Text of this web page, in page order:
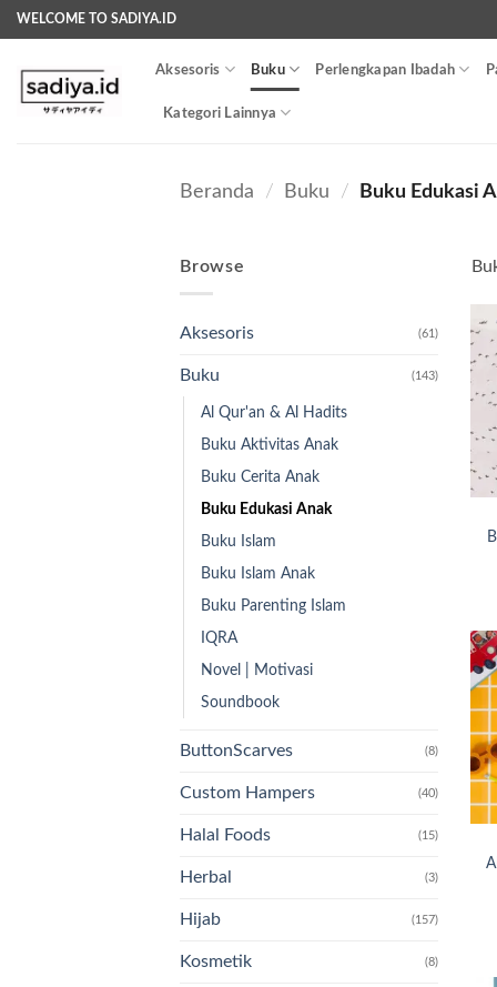
Skip
to
content
WELCOME TO SADIYA.ID
Aksesoris Buku Perlengkapan Ibadah
Kategori Lainnya
Beranda / Buku / Buku Edukasi
Browse
Aksesoris (61)
Buku (143)
Al Qur'an & Al Hadits
Buku Aktivitas Anak
Buku Cerita Anak
Buku Edukasi Anak
Buku Islam
Buku Islam Anak
Buku Parenting Islam
IQRA
Novel | Motivasi
Soundbook
ButtonScarves (8)
Custom Hampers (40)
Halal Foods (15)
Herbal (3)
Hijab (157)
Kosmetik (8)